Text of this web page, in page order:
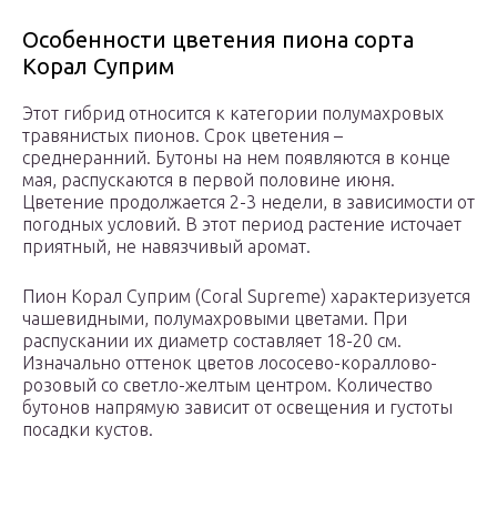
Особенности цветения пиона сорта
Корал Суприм
Этот гибрид относится к категории полумахровых
травянистых пионов. Срок цветения –
среднеранний. Бутоны на нем появляются в конце
мая, распускаются в первой половине июня.
Цветение продолжается 2-3 недели, в зависимости от
погодных условий. В этот период растение источает
приятный, не навязчивый аромат.
Пион Корал Суприм (Coral Supreme) характеризуется
чашевидными, полумахровыми цветами. При
распускании их диаметр составляет 18-20 см.
Изначально оттенок цветов лососево-кораллово-
розовый со светло-желтым центром. Количество
бутонов напрямую зависит от освещения и густоты
посадки кустов.